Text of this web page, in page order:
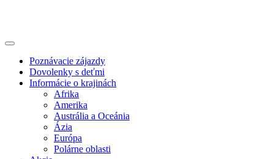
Poznávacie zájazdy
Dovolenky s deťmi
Informácie o krajinách
Afrika
Amerika
Austrália a Oceánia
Ázia
Európa
Polárne oblasti